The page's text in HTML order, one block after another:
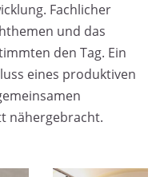
Fachlicher
und das
den Tag. Ein
eines produktiven
nähergebracht.